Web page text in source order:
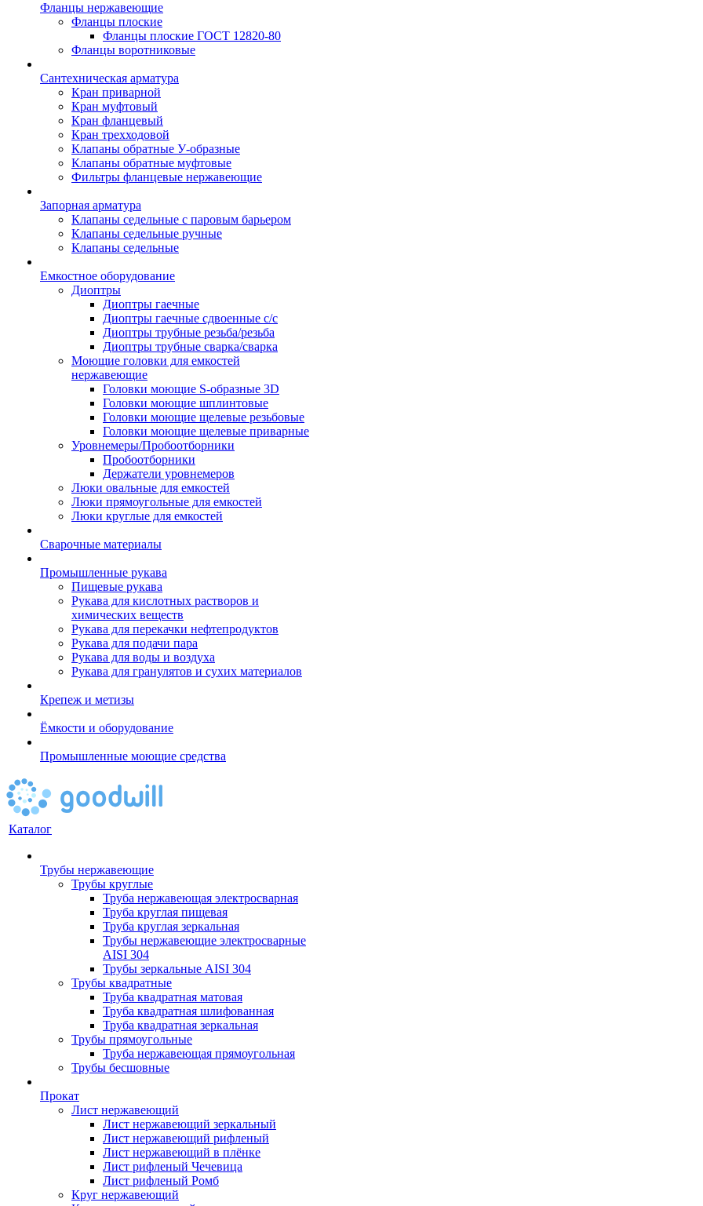
Фланцы нержавеющие
Фланцы плоские
Фланцы плоские ГОСТ 12820-80
Фланцы воротниковые
Сантехническая арматура
Кран приварной
Кран муфтовый
Кран фланцевый
Кран трехходовой
Клапаны обратные У-образные
Клапаны обратные муфтовые
Фильтры фланцевые нержавеющие
Запорная арматура
Клапаны седельные с паровым барьером
Клапаны седельные ручные
Клапаны седельные
Емкостное оборудование
Диоптры
Диоптры гаечные
Диоптры гаечные сдвоенные c/c
Диоптры трубные резьба/резьба
Диоптры трубные сварка/сварка
Моющие головки для емкостей
нержавеющие
Головки моющие S-образные 3D
Головки моющие шплинтовые
Головки моющие щелевые резьбовые
Головки моющие щелевые приварные
Уровнемеры/Пробоотборники
Пробоотборники
Держатели уровнемеров
Люки овальные для емкостей
Люки прямоугольные для емкостей
Люки круглые для емкостей
Сварочные материалы
Промышленные рукава
Пищевые рукава
Рукава для кислотных растворов и
химических веществ
Рукава для перекачки нефтепродуктов
Рукава для подачи пара
Рукава для воды и воздуха
Рукава для гранулятов и сухих материалов
Крепеж и метизы
Ёмкости и оборудование
Промышленные моющие средства
Каталог
Трубы нержавеющие
Трубы круглые
Труба нержавеющая электросварная
Труба круглая пищевая
Труба круглая зеркальная
Трубы нержавеющие электросварные
AISI 304
Трубы зеркальные AISI 304
Трубы квадратные
Труба квадратная матовая
Труба квадратная шлифованная
Труба квадратная зеркальная
Трубы прямоугольные
Труба нержавеющая прямоугольная
Трубы бесшовные
Прокат
Лист нержавеющий
Лист нержавеющий зеркальный
Лист нержавеющий рифленый
Лист нержавеющий в плёнке
Лист рифленый Чечевица
Лист рифленый Ромб
Круг нержавеющий